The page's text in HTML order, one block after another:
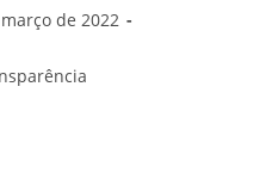
de 2022